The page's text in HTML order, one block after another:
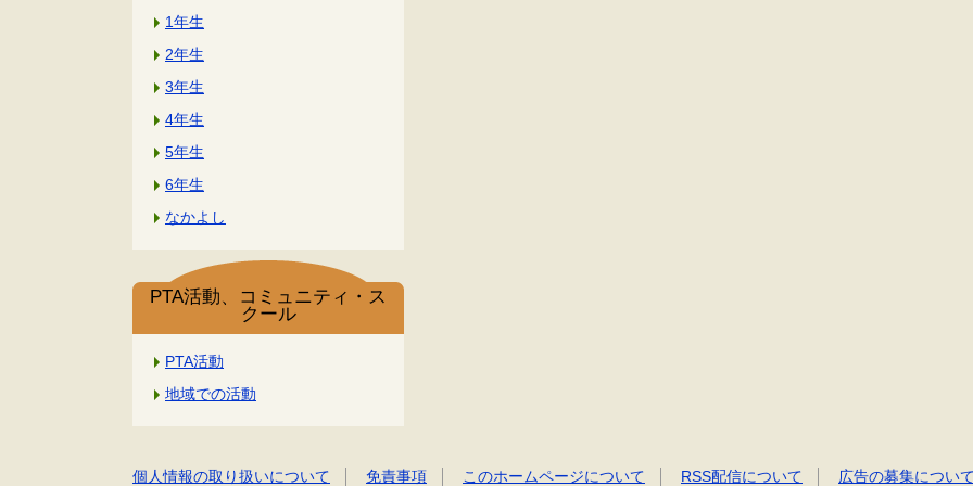
1年生
2年生
3年生
4年生
5年生
6年生
なかよし
PTA活動、コミュニティ・ス
クール
PTA活動
地域での活動
個人情報の取り扱いについて 免責事項 このホームページについて RSS配信について 広告の募集につい